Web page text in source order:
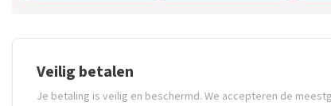
Veilig betalen
Je betaling is veilig en beschermd. We accepteren de